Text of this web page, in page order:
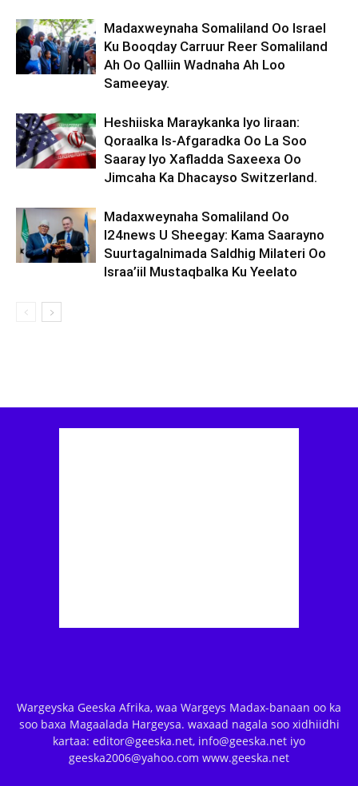
Madaxweynaha Somaliland Oo Israel
Ku Booqday Carruur Reer Somaliland
Ah Oo Qalliin Wadnaha Ah Loo
Sameeyay.
Heshiiska Maraykanka Iyo Iiraan:
Qoraalka Is-Afgaradka Oo La Soo
Saaray Iyo Xafladda Saxeexa Oo
Jimcaha Ka Dhacayso Switzerland.
Madaxweynaha Somaliland Oo
I24news U Sheegay: Kama Saarayno
Suurtagalnimada Saldhig Milateri Oo
Israa’iil Mustaqbalka Ku Yeelato
Wargeyska Geeska Afrika, waa Wargeys Madax-banaan oo ka
soo baxa Magaalada Hargeysa. waxaad nagala soo xidhiidhi
kartaa: editor@geeska.net, info@geeska.net iyo
geeska2006@yahoo.com www.geeska.net